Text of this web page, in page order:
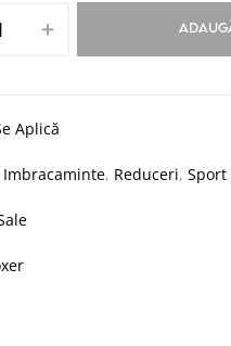
Aplică
Imbracaminte, Reduceri,Sport